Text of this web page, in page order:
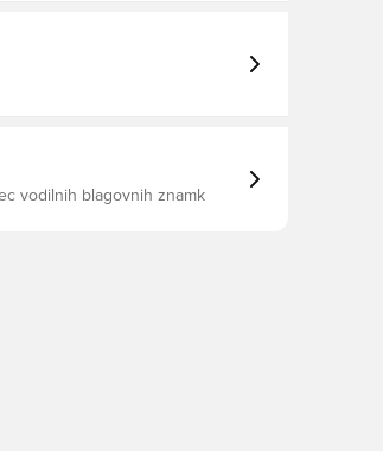
vodilnih blagovnih znamk